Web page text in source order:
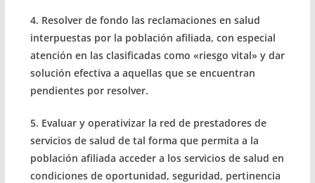
4. Resolver de fondo las reclamaciones en salud
interpuestas por la población afiliada, con especial
atención en las clasificadas como «riesgo vital» y dar
solución efectiva a aquellas que se encuentran
pendientes por resolver.
5. Evaluar y operativizar la red de prestadores de
servicios de salud de tal forma que permita a la
población afiliada acceder a los servicios de salud en
condiciones de oportunidad, seguridad, pertinencia